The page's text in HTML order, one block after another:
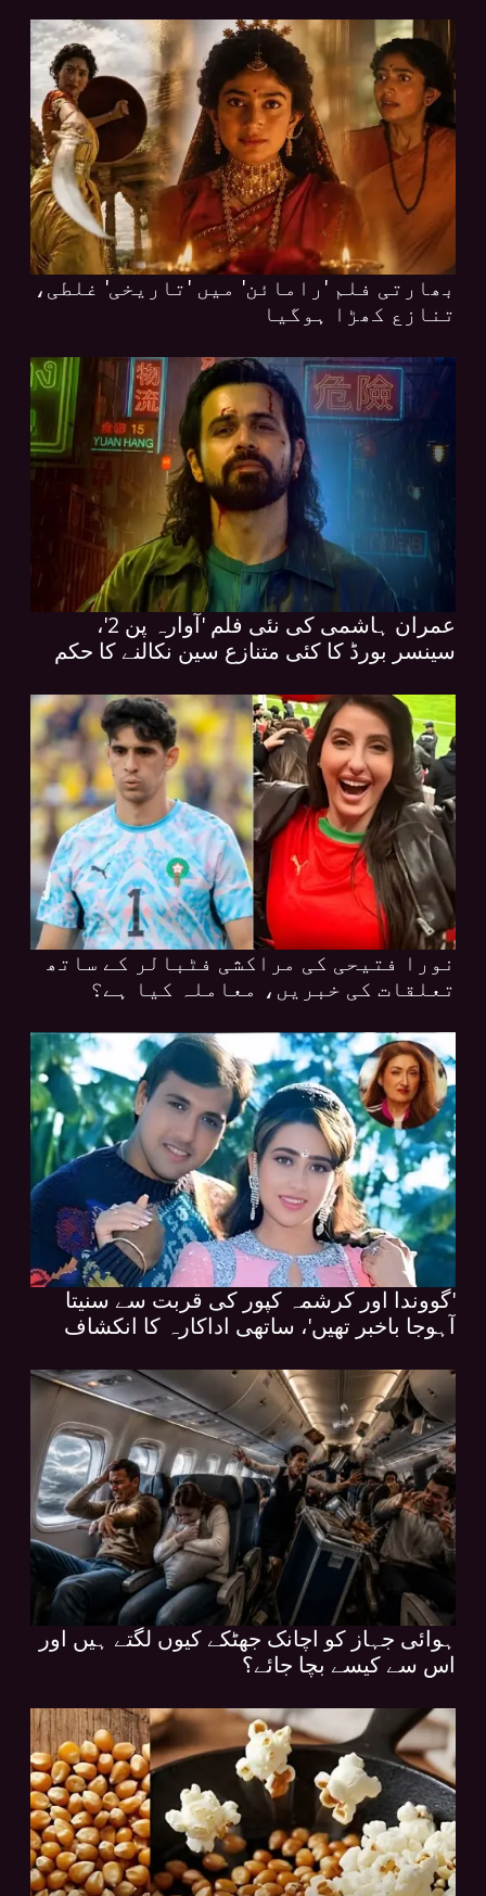
بھارتی فلم 'رامائن' میں 'تاریخی' غلطی،
تنازع کھڑا ہوگیا
عمران ہاشمی کی نئی فلم 'آوارہ پن 2'،
سینسر بورڈ کا کئی متنازع سین نکالنے کا حکم
نورا فتیحی کی مراکشی فٹبالر کے ساتھ
تعلقات کی خبریں، معاملہ کیا ہے؟
'گووندا اور کرشمہ کپور کی قربت سے سنیتا
آہوجا باخبر تھیں'، ساتھی اداکارہ کا انکشاف
ہوائی جہاز کو اچانک جھٹکے کیوں لگتے ہیں اور
اس سے کیسے بچا جائے؟